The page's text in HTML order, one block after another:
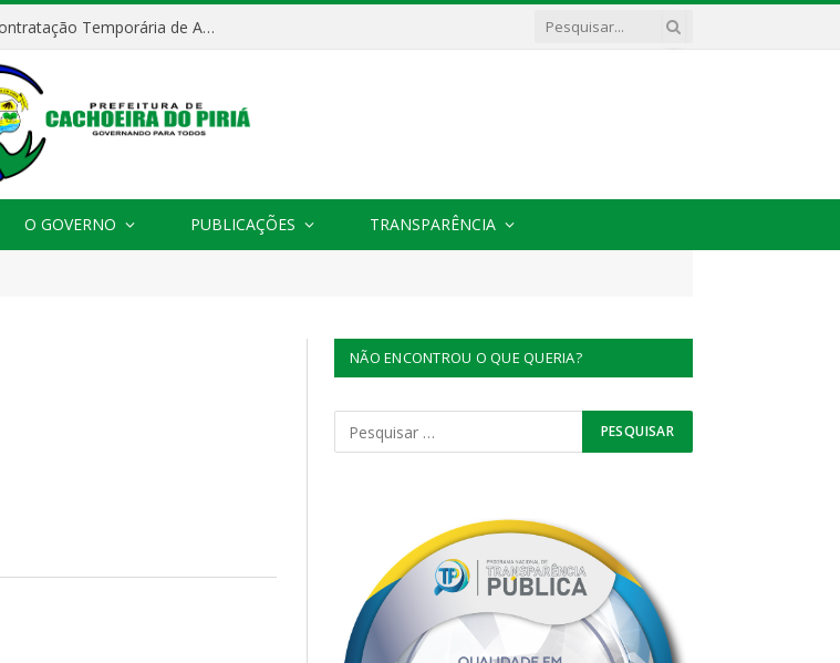
Processo Seletivo nº 001/2025 para Contratação Temporária de Agentes Comunitários de Saúde (ACS)
O GOVERNO PUBLICAÇÕES TRANSPARÊNCIA
NÃO ENCONTROU O QUE QUERIA?